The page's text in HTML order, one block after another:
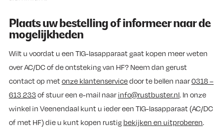
Plaats uw bestelling of informeer naar de
mogelijkheden
Wilt u voordat u een TIG-lasapparaat gaat kopen meer weten
over AC/DC of de ontsteking van HF? Neem dan gerust
contact op metonze klantenservicedoor te bellen naar0318 –
613 233of stuur een e-mail naar info@rustbuster.nl . In onze
winkel in Veenendaal kunt u ieder een TIG-lasapparaat (AC/DC
of met HF) die u kunt kopen rustig bekijken en uitproberen